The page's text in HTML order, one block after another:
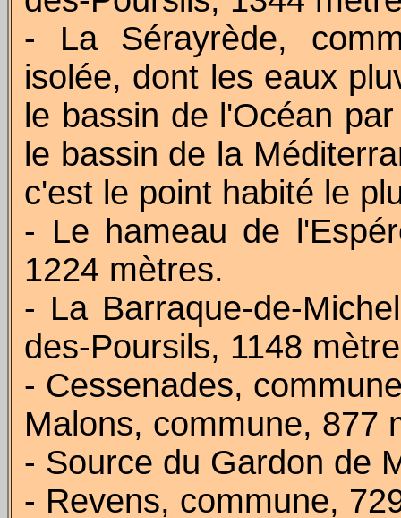
- La Sérayrède,
isolée, dont les eaux
le bassin de l'Océan
le bassin de la
c'est le point habité le
- Le hameau de
1224 mètres.
- La Barraque-de-
des-Poursils, 1148
- Cessenades,
Malons, commune, 877
- Source du Gardon de
- Revens, commune,